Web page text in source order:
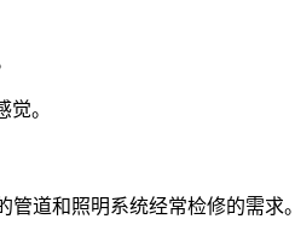
。
道和照明系统经常检修的需求。